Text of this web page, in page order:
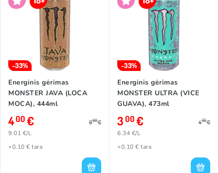
-33%
Energinis gėrimas
MONSTER JAVA (LOCA
MOCA), 444ml
400€ 600€
9.01 €/L
+0.10 € tara
-33%
Energinis gėrimas
MONSTER ULTRA (VICE
GUAVA), 473ml
300€ 450€
6.34 €/L
+0.10 € tara